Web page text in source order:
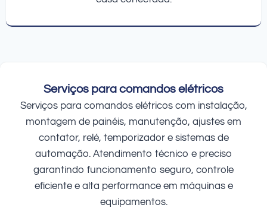
Serviços para comandos elétricos
Serviços para comandos elétricos com instalação,
montagem de painéis, manutenção, ajustes em
contator, relé, temporizador e sistemas de
automação. Atendimento técnico e preciso
garantindo funcionamento seguro, controle
eficiente e alta performance em máquinas e
equipamentos.